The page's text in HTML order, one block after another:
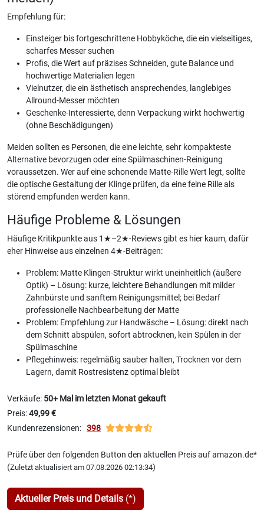
Empfehlung für:
Einsteiger bis fortgeschrittene Hobbyköche, die ein vielseitiges,
scharfes Messer suchen
Profis, die Wert auf präzises Schneiden, gute Balance und
hochwertige Materialien legen
Vielnutzer, die ein ästhetisch ansprechendes, langlebiges
Allround-Messer möchten
Geschenke-Interessierte, denn Verpackung wirkt hochwertig
(ohne Beschädigungen)
Meiden sollten es Personen, die eine leichte, sehr kompakteste
Alternative bevorzugen oder eine Spülmaschinen-Reinigung
voraussetzen. Wer auf eine schonende Matte-Rille Wert legt, sollte
die optische Gestaltung der Klinge prüfen, da eine feine Rille als
störend empfunden werden kann.
Häufige Probleme & Lösungen
Häufige Kritikpunkte aus 1★–2★-Reviews gibt es hier kaum, dafür
eher Hinweise aus einzelnen 4★-Beiträgen:
Problem: Matte Klingen-Struktur wirkt uneinheitlich (äußere
Optik) – Lösung: kurze, leichtere Behandlungen mit milder
Zahnbürste und sanftem Reinigungsmittel; bei Bedarf
professionelle Nachbearbeitung der Matte
Problem: Empfehlung zur Handwäsche – Lösung: direkt nach
dem Schnitt abspülen, sofort abtrocknen, kein Spülen in der
Spülmaschine
Pflegehinweis: regelmäßig sauber halten, Trocknen vor dem
Lagern, damit Rostresistenz optimal bleibt
Verkäufe: 50+ Mal im letzten Monat gekauft
Preis:49,99 €
Kundenrezensionen: 398
Prüfe über den folgenden Button den aktuellen Preis auf amazon.de*
(Zuletzt aktualisiert am 07.08.2026 02:13:34)
Aktueller Preis und Details (*)